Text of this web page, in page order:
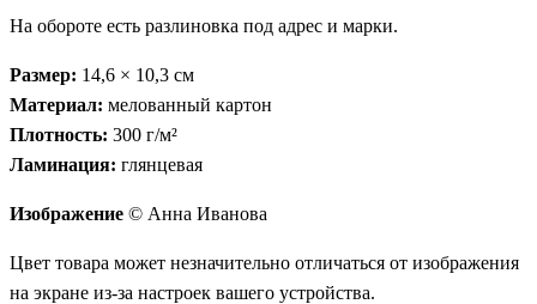
На обороте есть разлиновка под адрес и марки.
Размер: 14,6 × 10,3 см
Материал: мелованный картон
Плотность: 300 г/м²
Ламинация: глянцевая
Изображение © Анна Иванова
Цвет товара может незначительно отличаться от изображения
на экране из-за настроек вашего устройства.